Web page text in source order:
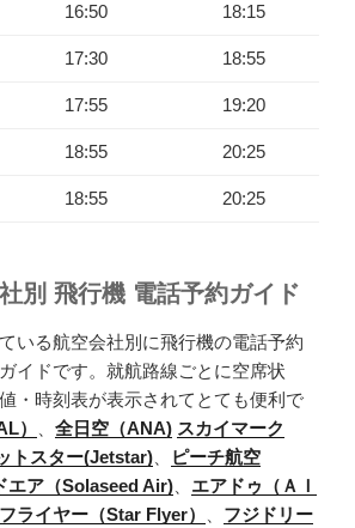
16:50 18:15
17:30 18:55
17:55 19:20
18:55 20:25
18:55 20:25
別 飛行機 電話予約ガイド
いる航空会社別に飛行機の電話予約
イドです。就航路線ごとに空席状
・時刻表が表示されてとても便利で
） 全日空（ANA) スカイマーク
トスター(Jetstar)
ピーチ航空
エア（Solaseed Air)
エアドゥ（ＡＩ
ライヤー（Star Flyer）
フジドリー